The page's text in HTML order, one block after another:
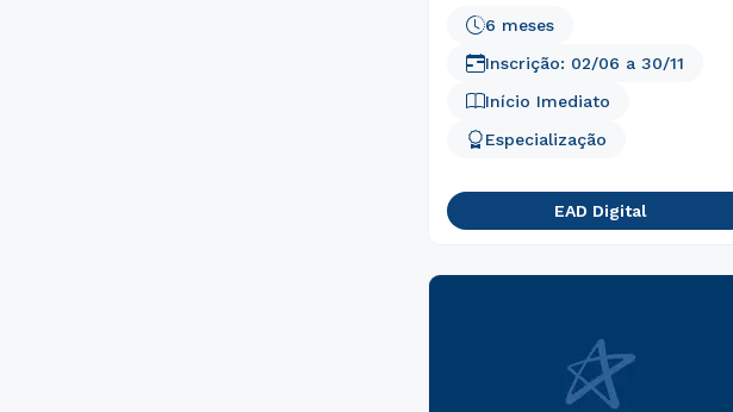
Início Imediato
Especialização
6 meses
Inscrição: 02/06 a 30/11
EAD Digital